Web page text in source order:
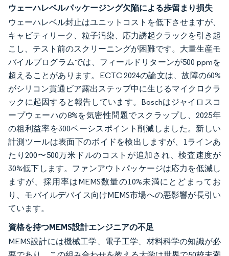
ウェーハレベルパッケージング欠陥による歩留まり損失
ウェーハレベル封止はユニットコストを低下させますが、
キャビティリーク、粒子汚染、応力誘起クラックを引き起
こし、テスト前のスクリーニングが困難です。大量生産モ
バイルプログラムでは、フィールドリターンが500 ppmを
超えることがあります。ECTC 2024の論文は、故障の60%
がシリコン貫通ビア露出ステップ中に生じるマイクロクラ
ックに起因すると報告しています。Boschはジャイロスコ
ープウェーハの8%を気密性問題でスクラップし、2025年
の粗利益率を300ベーシスポイント削減しました。新しい
計測ツールは表面下のボイドを検出しますが、1ラインあ
たり200〜500万米ドルのコストが追加され、検査速度が
30%低下します。ファンアウトパッケージは応力を低減し
ますが、採用率はMEMS数量の10%未満にとどまってお
り、モバイルデバイス向けMEMS市場への悪影響が長引い
ています。
資格を持つMEMS設計エンジニアの不足
MEMS設計には機械工学、電子工学、材料科学の知識が必